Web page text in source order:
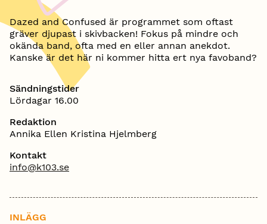
Dazed and Confused är programmet som oftast
gräver djupast i skivbacken! Fokus på mindre och
okända band, ofta med en eller annan anekdot.
Kanske är det här ni kommer hitta ert nya favoband?
Sändningstider
Lördagar 16.00
Redaktion
Annika Ellen Kristina Hjelmberg
Kontakt
info@k103.se
INLÄGG